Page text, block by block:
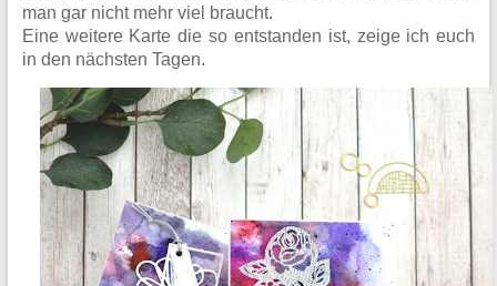
man gar nicht mehr viel braucht.
Eine weitere Karte die so entstanden ist, zeige ich euch
in den nächsten Tagen.